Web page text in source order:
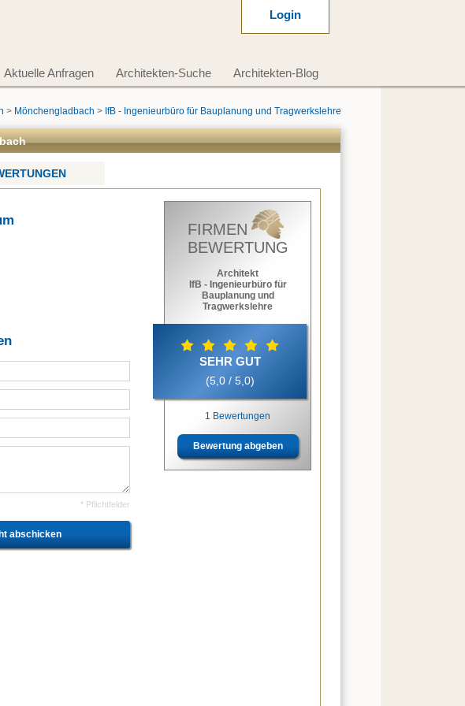
Aktuelle Anfragen Architekten-Suche Architekten-Blog
Login
> Mönchengladbach > IfB - Ingenieurbüro für Bauplanung und Tragwerkslehre
* Pflichtfelder
FIRMEN
BEWERTUNG
Architekt
IfB - Ingenieurbüro für
Bauplanung und
Tragwerkslehre
SEHR GUT
(5,0 / 5,0)
1 Bewertungen
Bewertung abgeben